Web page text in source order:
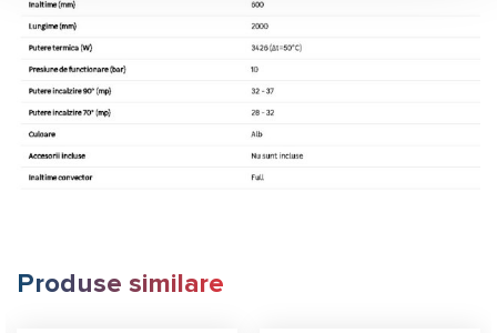
Produse similare